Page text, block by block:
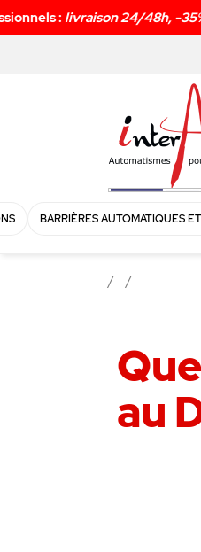
BARRIÈRES AUTOMATIQUES
au